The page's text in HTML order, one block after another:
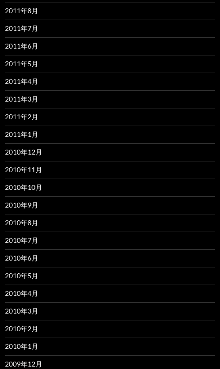
2011年8月
2011年7月
2011年6月
2011年5月
2011年4月
2011年3月
2011年2月
2011年1月
2010年12月
2010年11月
2010年10月
2010年9月
2010年8月
2010年7月
2010年6月
2010年5月
2010年4月
2010年3月
2010年2月
2010年1月
2009年12月